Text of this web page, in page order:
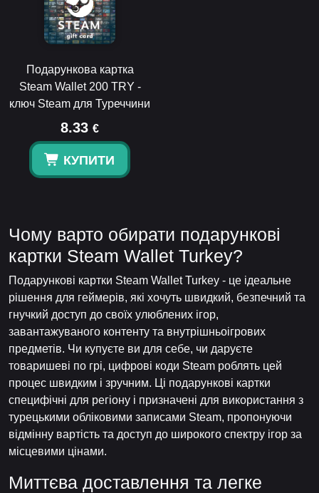
Подарункова картка
Steam Wallet 200 TRY -
ключ Steam для Туреччини
8.33 €
КУПИТИ
Чому варто обирати подарункові
картки Steam Wallet Turkey?
Подарункові картки Steam Wallet Turkey - це ідеальне
рішення для геймерів, які хочуть швидкий, безпечний та
гнучкий доступ до своїх улюблених ігор,
завантажуваного контенту та внутрішньоігрових
предметів. Чи купуєте ви для себе, чи даруєте
товаришеві по грі, цифрові коди Steam роблять цей
процес швидким і зручним. Ці подарункові картки
специфічні для регіону і призначені для використання з
турецькими обліковими записами Steam, пропонуючи
відмінну вартість та доступ до широкого спектру ігор за
місцевими цінами.
Миттєва доставлення та легке